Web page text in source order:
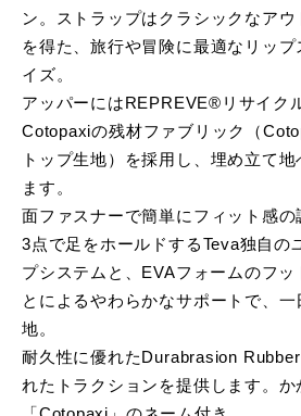
ン。ストラップはクラシックなア
を得た、旅行や冒険に最適なリッ
イズ。
アッパーにはREPREVE®リサイク
Cotopaxiの残材ファブリック（
トップ生地）を採用し、埋め立て
ます。
面ファスナーで簡単にフィット感の
3点で足をホールドするTeva独自の
プシステムと、EVAフォームのフ
とによるやわらかなサポートで、
地。
耐久性に優れたDurabrasion
れたトラクションを提供します。か